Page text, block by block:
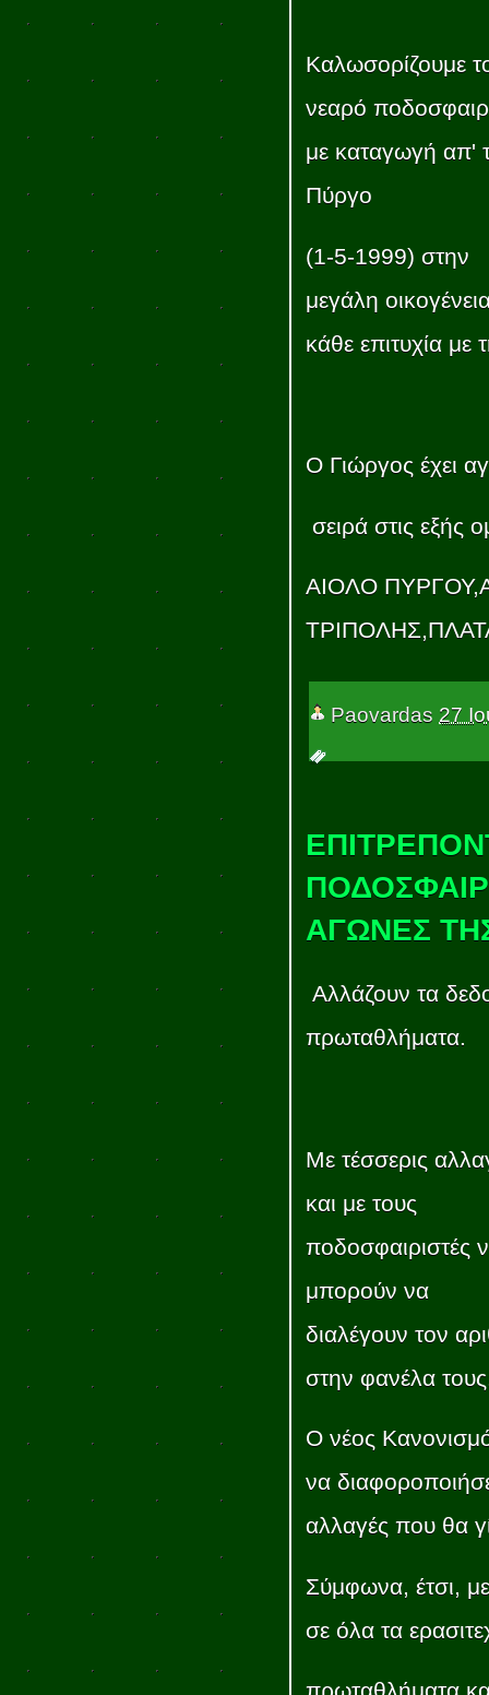
Καλωσορίζουμε
νεαρό
με καταγωγή απ'
Πύργο
(1-5-1999) στην
μεγάλη
κάθε επιτυχία
Ο Γιώργος έχει
σειρά στις εξής
ΑΙΟΛΟ
Paovardas 27
ΑΓΩΝΕΣ
Αλλάζουν τα
πρωταθλήματα.
Με τέσσερις
και με τους
ποδοσφαιριστές
μπορούν να
διαλέγουν τον
στην φανέλα
Ο νέος
να
αλλαγές που θα
Σύμφωνα, έτσι,
σε όλα τα